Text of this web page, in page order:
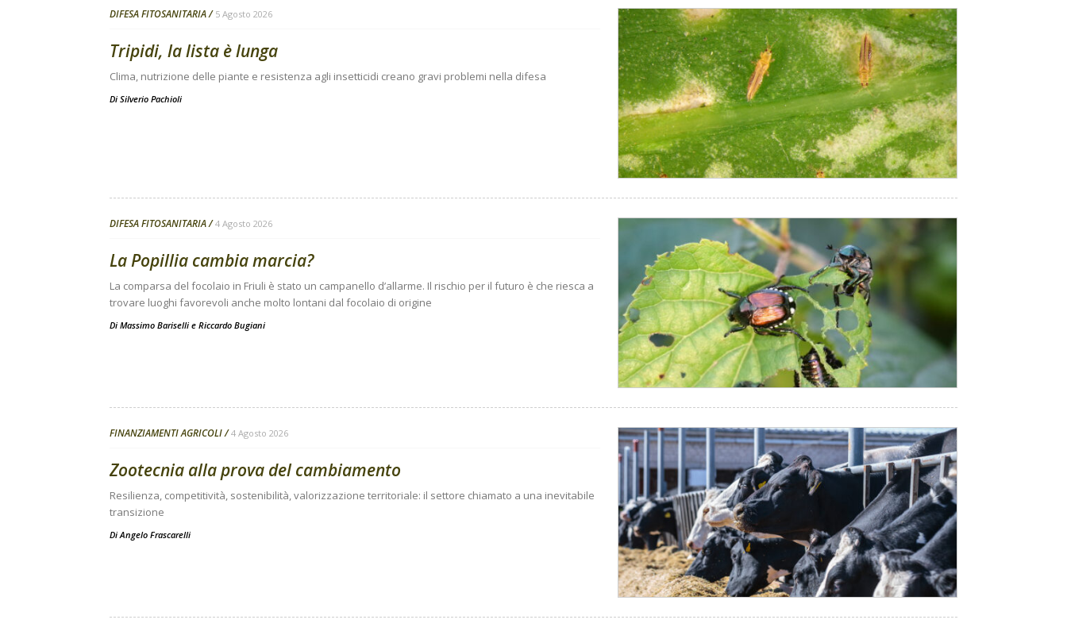
DIFESA FITOSANITARIA 5 Agosto 2026
Tripidi, la lista è lunga
Clima, nutrizione delle piante e resistenza agli insetticidi creano gravi problemi nella difesa
Di Silverio Pachioli
DIFESA FITOSANITARIA 4 Agosto 2026
La Popillia cambia marcia?
La comparsa del focolaio in Friuli è stato un campanello d’allarme. Il rischio per il futuro è che riesca a
trovare luoghi favorevoli anche molto lontani dal focolaio di origine
Di Massimo Bariselli e Riccardo Bugiani
FINANZIAMENTI AGRICOLI 4 Agosto 2026
Zootecnia alla prova del cambiamento
Resilienza, competitività, sostenibilità, valorizzazione territoriale: il settore chiamato a una inevitabile
transizione
DiAngelo Frascarelli